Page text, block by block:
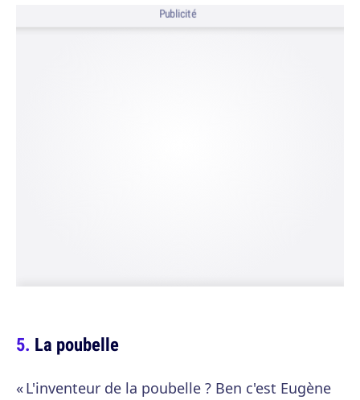
Publicité
La poubelle
« L'inventeur de la poubelle ? Ben c'est Eugène